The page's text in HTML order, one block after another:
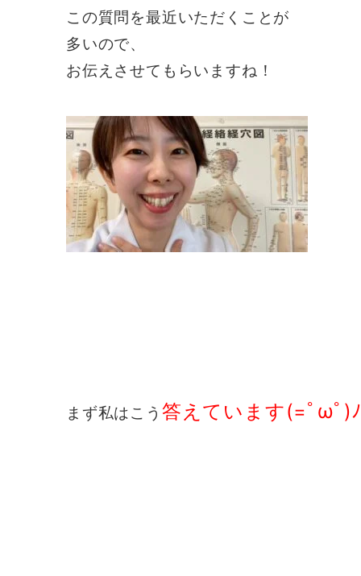
この質問を最近いただくことが
多いので、
お伝えさせてもらいますね！
まず私はこう 答えています(=ﾟωﾟ)